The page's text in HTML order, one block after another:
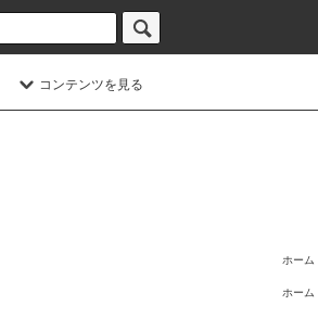
コンテンツを見る
ホーム
ホーム